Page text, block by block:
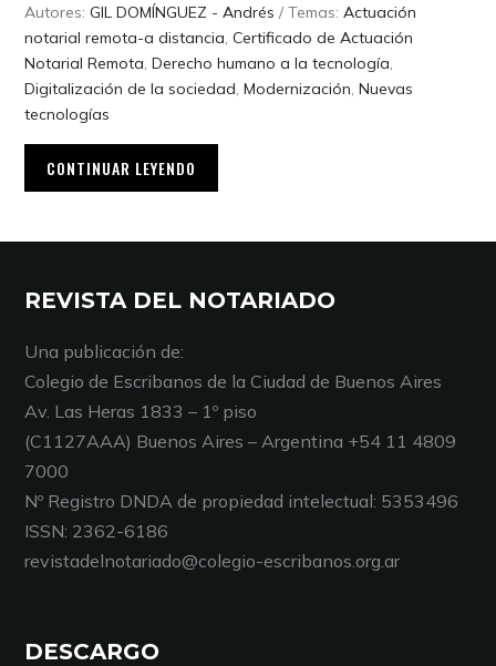
Autores:GIL DOMÍNGUEZ - Andrés / Temas:Actuación
notarial remota-a distancia,Certificado de Actuación
Notarial Remota,Derecho humano a la tecnología,
Digitalización de la sociedad,Modernización,Nuevas
tecnologías
CONTINUAR LEYENDO
REVISTA DEL NOTARIADO
Una publicación de:
Colegio de Escribanos de la Ciudad de Buenos Aires
Av. Las Heras 1833 – 1º piso
(C1127AAA) Buenos Aires – Argentina +54 11 4809
7000
Nº Registro DNDA de propiedad intelectual: 5353496
ISSN: 2362-6186
revistadelnotariado@colegio-escribanos.org.ar
DESCARGO